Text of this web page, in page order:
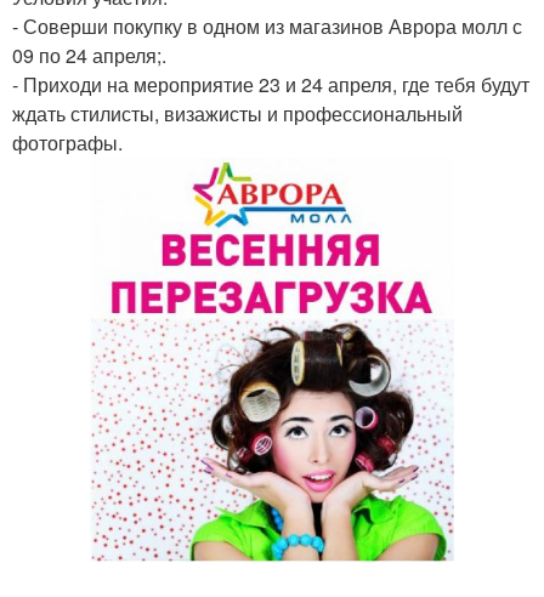
- Соверши покупку в одном из магазинов Аврора молл с
09 по 24 апреля;.
- Приходи на мероприятие 23 и 24 апреля, где тебя будут
ждать стилисты, визажисты и профессиональный
фотографы.